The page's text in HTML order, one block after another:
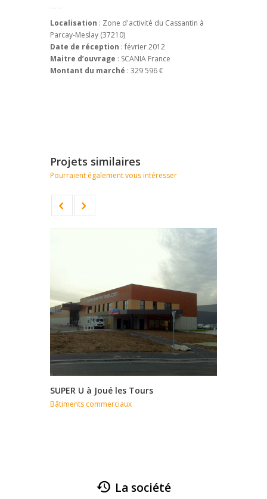
Localisation : Zone d'activité du Cassantin à
Parcay-Meslay (37210)
Date de réception : février 2012
Maitre d’ouvrage : SCANIA France
Montant du marché : 329 596 €
Projets similaires
Pourraient également vous intéresser
SUPER U à Joué les Tours
Bâtiments commerciaux
La société